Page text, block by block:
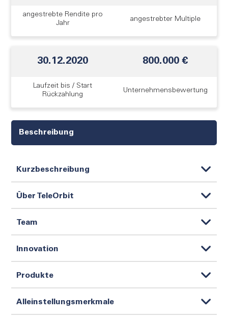
angestrebte Rendite pro
Jahr
angestrebter Multiple
30.12.2020
Laufzeit bis / Start
Rückzahlung
800.000 €
Unternehmens­bewertung
Beschreibung
Kurzbeschreibung
Über TeleOrbit
Team
Innovation
Produkte
Alleinstellungsmerkmale